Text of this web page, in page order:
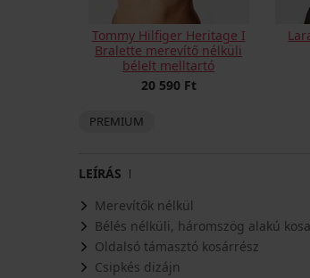
Tommy Hilfiger Heritage I
Bralette merevítő nélküli
bélelt melltartó
20 590 Ft
PREMIUM
LEÍRÁS
Merevítők nélkül
Bélés nélküli, háromszög alakú
Oldalsó támasztó kosárrész
Csipkés dizájn